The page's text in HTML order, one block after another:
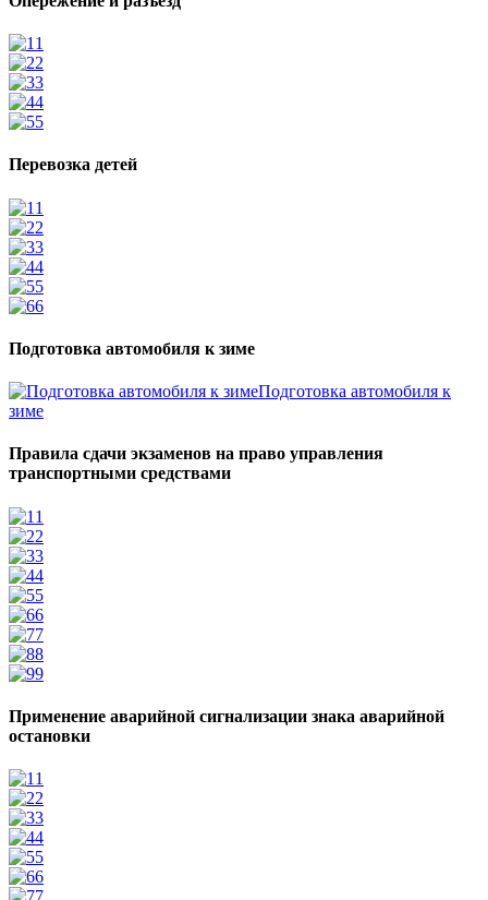
1
2
3
4
5
Перевозка детей
1
2
3
4
5
6
Подготовка автомобиля к зиме
Подготовка автомобиля к
зиме
Правила сдачи экзаменов на право управления
транспортными средствами
1
2
3
4
5
6
7
8
9
Применение аварийной сигнализации знака аварийной
остановки
1
2
3
4
5
6